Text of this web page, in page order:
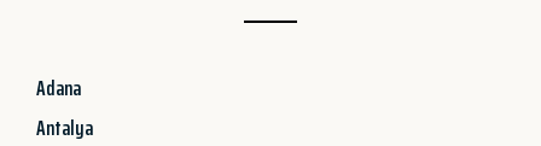
Adana
Antalya